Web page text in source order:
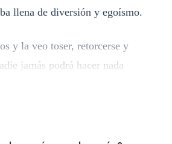
llena de diversión y egoísmo.
y la veo toser, retorcerse y
jamás podrá hacer nada